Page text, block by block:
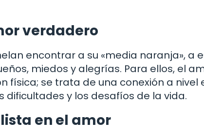
verdadero
encontrar a su «media naranja», a
miedos y alegrías. Para ellos, el
física; se trata de una conexión a nivel
y los desafíos de la vida.
en el amor